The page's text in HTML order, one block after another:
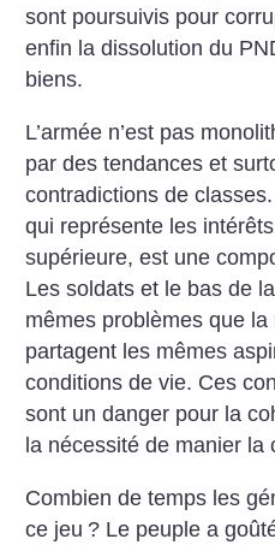
sont poursuivis pour
enfin la dissolution du
biens.
L’armée n’est pas
par des tendances et
contradictions de
qui représente les
supérieure, est une
Les soldats et le bas de
mêmes problèmes que
partagent les mêmes
conditions de vie. Ces
sont un danger pour la
la nécessité de manier la
Combien de temps les
ce jeu ? Le peuple a